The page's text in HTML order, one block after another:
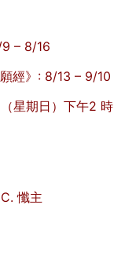
9 – 8/16
經》: 8/13 – 9/10
星期日）下午2 時
懺主